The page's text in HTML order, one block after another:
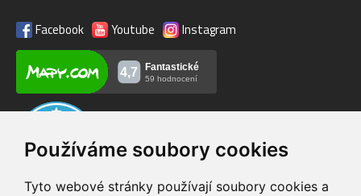
Používáme soubory cookies
Tyto webové stránky používají soubory cookies a
Facebook Youtube Instagram